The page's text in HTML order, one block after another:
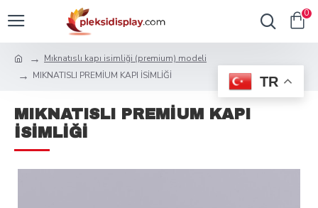
TR
0
Mıknatıslı kapı isimliği (premium) modeli
MIKNATISLI PREMİUM KAPI İSİMLİĞİ
MIKNATISLI PREMİUM KAPI
İSİMLİĞİ